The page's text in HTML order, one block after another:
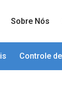
Sobre Nós
Controle